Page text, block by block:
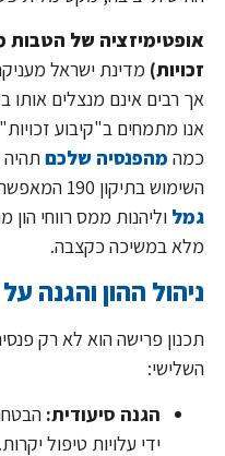
זכויות) מדינת ישראל
אך רבים אינם מנצלים אותו
אנו מתמחים ב"קיבוע
כמה מהפנסיה שלכםתהיה
השימוש בתיקון 190 המאפשר להפקיד כספים פנויים
גמל
מלא במשיכה כקצבה.
ניהול ההון והגנה
תכנון פרישה הוא לא רק
השלישי:
הגנה סיעודית:
ידי עלויות טיפול יקרות.